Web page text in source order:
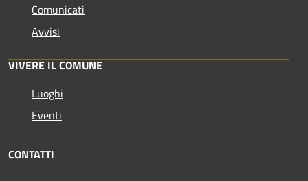
Comunicati
Avvisi
VIVERE IL COMUNE
Luoghi
Eventi
CONTATTI